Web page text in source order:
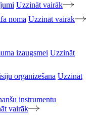
Uzzināt vairāk
noma Uzzināt vairāk
izaugsmei Uzzināt
organizēšana Uzzināt
instrumentu
vairāk